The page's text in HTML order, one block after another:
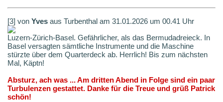
[3] von Yves aus Turbenthal am 31.01.2026 um 00.41 Uhr
Luzern-Zürich-Basel. Gefährlicher, als das Bermudadreieck. In
Basel versagten sämtliche Instrumente und die Maschine
stürzte über dem Quarterdeck ab. Herrlich! Bis zum nächsten
Mal, Käptn!
Absturz, ach was ... Am dritten Abend in Folge sind ein paar
Turbulenzen gestattet. Danke für die Treue und grüß Patrick
schön!